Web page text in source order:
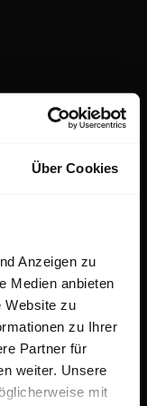
Über Cookies
Anzeigen zu
Medien anbieten
Website zu
zu Ihrer
Partner für
weiter. Unsere
mit